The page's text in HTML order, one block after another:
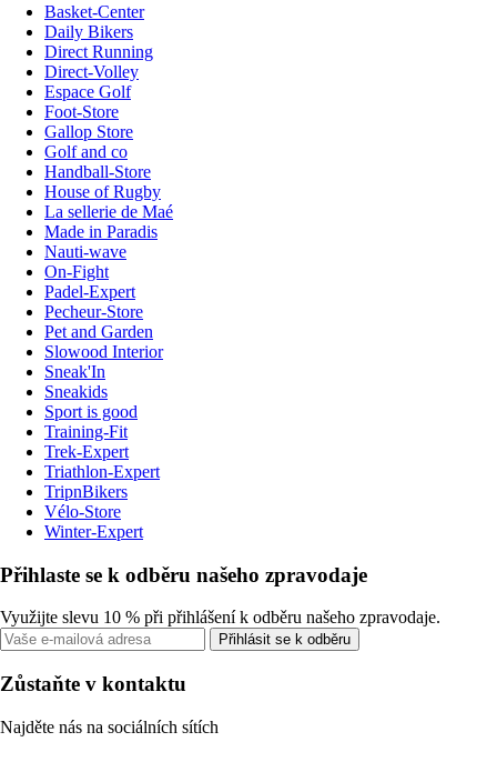
Basket-Center
Daily Bikers
Direct Running
Direct-Volley
Espace Golf
Foot-Store
Gallop Store
Golf and co
Handball-Store
House of Rugby
La sellerie de Maé
Made in Paradis
Nauti-wave
On-Fight
Padel-Expert
Pecheur-Store
Pet and Garden
Slowood Interior
Sneak'In
Sneakids
Sport is good
Training-Fit
Trek-Expert
Triathlon-Expert
TripnBikers
Vélo-Store
Winter-Expert
Přihlaste se k odběru našeho zpravodaje
Využijte slevu 10 % při přihlášení k odběru našeho zpravodaje.
Přihlásit se k odběru
Zůstaňte v kontaktu
Najděte nás na sociálních sítích